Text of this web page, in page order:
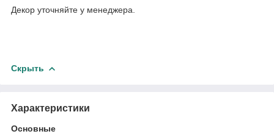
Декор уточняйте у менеджера.
Скрыть
Характеристики
Основные